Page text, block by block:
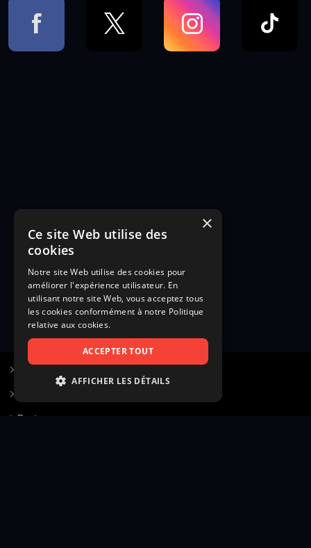
Poster une annonce
×
Ce site Web utilise des
cookies
Notre site Web utilise des cookies pour
améliorer l'expérience utilisateur. En
utilisant notre site Web, vous acceptez tous
les cookies conformément à notre Politique
relative aux cookies.
ACCEPTER TOUT
AFFICHER LES DÉTAILS